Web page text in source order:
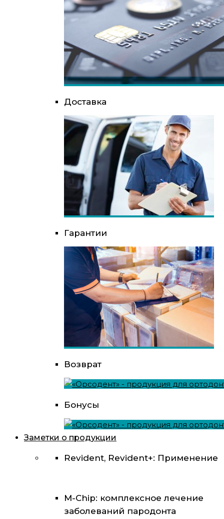
Доставка
Гарантии
Возврат
Бонусы
Заметки о продукции
Revident, Revident+: Применение
M-Chip: комплексное лечение
заболеваний пародонта